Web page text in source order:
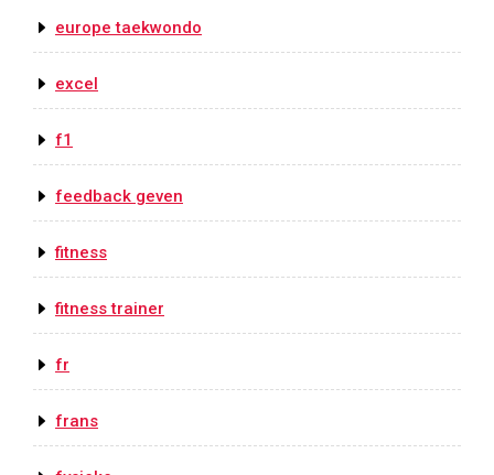
europe taekwondo
excel
f1
feedback geven
fitness
fitness trainer
fr
frans